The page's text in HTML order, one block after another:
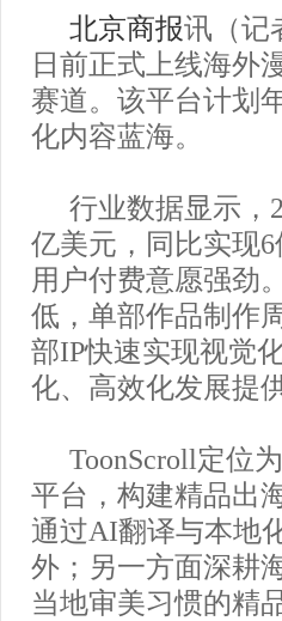
北京商报讯（记
日前正式上线海外
赛道。该平台计划
化内容蓝海。
行业数据显示，
亿美元，同比实现
用户付费意愿强劲
低，单部作品制作
部IP快速实现视觉
化、高效化发展提
ToonScroll定位
平台，构建精品出
通过AI翻译与本地
外；另一方面深耕
当地审美习惯的精